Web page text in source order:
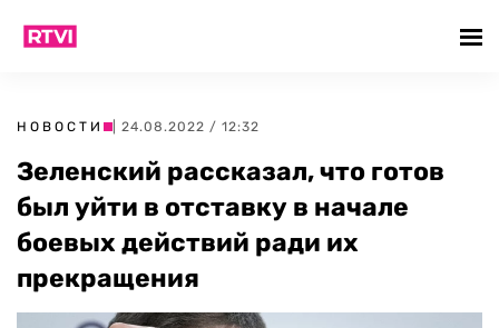
НОВОСТИ | 24.08.2022 / 12:32
Зеленский рассказал, что готов
был уйти в отставку в начале
боевых действий ради их
прекращения